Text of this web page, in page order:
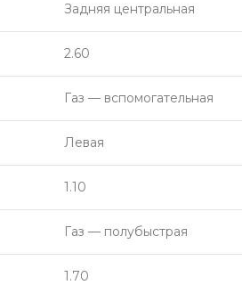
Задняя центральная
2.60
Газ — вспомогательная
Левая
1.10
Газ — полубыстрая
1.70